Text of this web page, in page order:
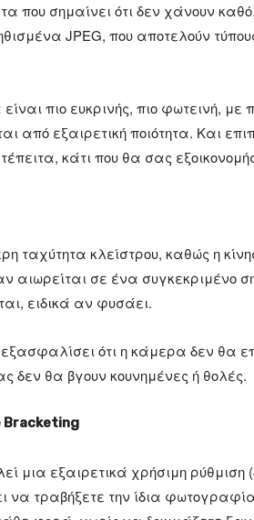
που σημαίνει ότι δεν χάνουν
JPEG, που αποτελούν
πιο ευκρινής, πιο φωτεινή, με
από εξαιρετική ποιότητα. Και
κάτι που θα σας
ταχύτητα κλείστρου, καθώς η
αιωρείται σε ένα συγκεκριμένο
ειδικά αν φυσάει.
ότι η κάμερα δεν θα
δεν θα βγουν κουνημένες ή θολές.
Bracketing
μια εξαιρετικά χρήσιμη ρύθμιση
να τραβήξετε την ίδια